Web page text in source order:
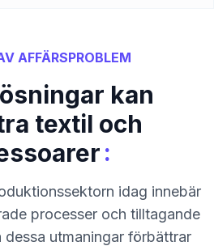
AFFÄRSPROBLEM
kan
textil och
:
idag innebär
processer och tilltagande
utmaningar förbättrar